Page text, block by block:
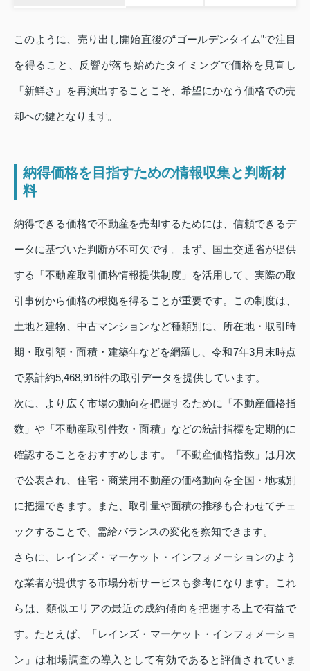
このように、売り出し開始直後の“ゴールデンタイム”で注目
を得ること、反響が落ち始めたタイミングで価格を見直し
「新鮮さ」を再演出することこそ、希望にかなう価格での売
却への鍵となります。
納得価格を目指すための情報収集と判断材
料
納得できる価格で不動産を売却するためには、信頼できるデ
ータに基づいた判断が不可欠です。まず、国土交通省が提供
する「不動産取引価格情報提供制度」を活用して、実際の取
引事例から価格の根拠を得ることが重要です。この制度は、
土地と建物、中古マンションなど種類別に、所在地・取引時
期・取引額・面積・建築年などを網羅し、令和7年3月末時点
で累計約5,468,916件の取引データを提供しています。
次に、より広く市場の動向を把握するために「不動産価格指
数」や「不動産取引件数・面積」などの統計指標を定期的に
確認することをおすすめします。「不動産価格指数」は月次
で公表され、住宅・商業用不動産の価格動向を全国・地域別
に把握できます。また、取引量や面積の推移も合わせてチェ
ックすることで、需給バランスの変化を察知できます。
さらに、レインズ・マーケット・インフォメーションのよう
な業者が提供する市場分析サービスも参考になります。これ
らは、類似エリアの最近の成約傾向を把握する上で有益で
す。たとえば、「レインズ・マーケット・インフォメーショ
ン」は相場調査の導入として有効であると評価されていま